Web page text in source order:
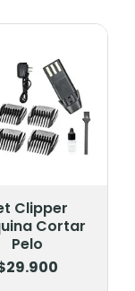
Clipper
Cortar
Pelo